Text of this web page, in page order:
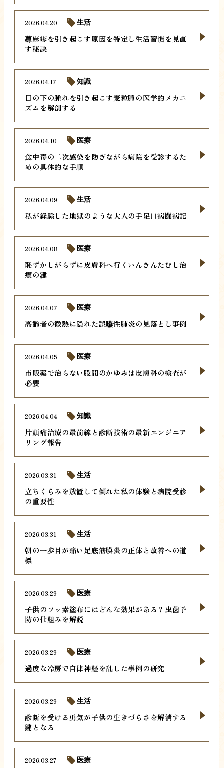
蕁麻疹を引き起こす原因を特定し生活習慣を見直
す秘訣
2026.04.20 生活
目の下の腫れを引き起こす麦粒腫の医学的メカニ
ズムを解剖する
2026.04.17 知識
食中毒の二次感染を防ぎながら病院を受診するた
めの具体的な手順
2026.04.10 医療
私が経験した地獄のような大人の手足口病闘病記
2026.04.09 生活
恥ずかしがらずに皮膚科へ行くいんきんたむし治
療の鍵
2026.04.08 医療
高齢者の微熱に隠れた誤嚥性肺炎の見落とし事例
2026.04.07 医療
市販薬で治らない股間のかゆみは皮膚科の検査が
必要
2026.04.05 医療
片頭痛治療の最前線と診断技術の最新エンジニア
リング報告
2026.04.04 知識
立ちくらみを放置して倒れた私の体験と病院受診
の重要性
2026.03.31 生活
朝の一歩目が痛い足底筋膜炎の正体と改善への道
標
2026.03.31 生活
子供のフッ素塗布にはどんな効果がある？虫歯予
防の仕組みを解説
2026.03.29 医療
過度な冷房で自律神経を乱した事例の研究
2026.03.29 医療
診断を受ける勇気が子供の生きづらさを解消する
鍵となる
2026.03.29 生活
2026.03.27 医療